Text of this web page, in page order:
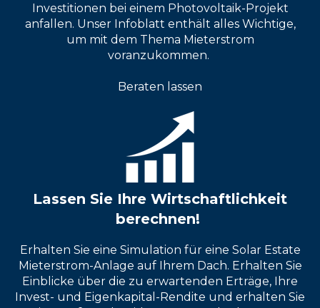
Investitionen bei einem Photovoltaik-Projekt
anfallen. Unser Infoblatt enthält alles Wichtige,
um mit dem Thema Mieterstrom
voranzukommen.
Beraten lassen
Lassen Sie Ihre Wirtschaftlichkeit
berechnen!
Erhalten Sie eine Simulation für eine Solar Estate
Mieterstrom-Anlage auf Ihrem Dach. Erhalten Sie
Einblicke über die zu erwartenden Erträge, Ihre
Invest- und Eigenkapital-Rendite und erhalten Sie